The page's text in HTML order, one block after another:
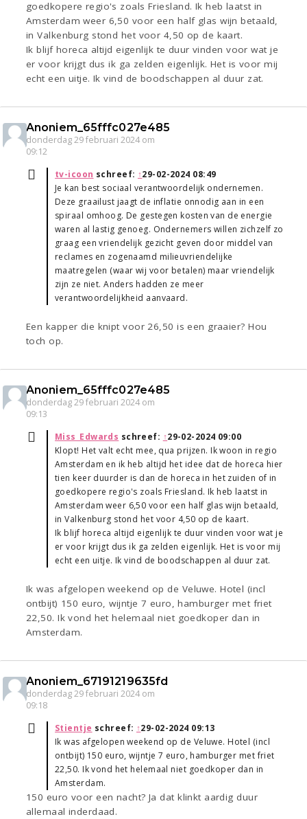
goedkopere regio's zoals Friesland. Ik heb laatst in
Amsterdam weer 6,50 voor een half glas wijn betaald,
in Valkenburg stond het voor 4,50 op de kaart.
Ik blijf horeca altijd eigenlijk te duur vinden voor wat je
er voor krijgt dus ik ga zelden eigenlijk. Het is voor mij
echt een uitje. Ik vind de boodschappen al duur zat.
Anoniem_65fffc027e485
donderdag 29 februari 2024 om
09:12
tv-icoon schreef: ↑29-02-2024 08:49
Je kan best sociaal verantwoordelijk ondernemen.
Deze graailust jaagt de inflatie onnodig aan in een
spiraal omhoog. De gestegen kosten van de energie
waren al lastig genoeg. Ondernemers willen zichzelf zo
graag een vriendelijk gezicht geven door middel van
reclames en zogenaamd milieuvriendelijke
maatregelen (waar wij voor betalen) maar vriendelijk
zijn ze niet. Anders hadden ze meer
verantwoordelijkheid aanvaard.
Een kapper die knipt voor 26,50 is een graaier? Hou
toch op.
Anoniem_65fffc027e485
donderdag 29 februari 2024 om
09:13
Miss_Edwards schreef: ↑29-02-2024 09:00
Klopt! Het valt echt mee, qua prijzen. Ik woon in regio
Amsterdam en ik heb altijd het idee dat de horeca hier
tien keer duurder is dan de horeca in het zuiden of in
goedkopere regio's zoals Friesland. Ik heb laatst in
Amsterdam weer 6,50 voor een half glas wijn betaald,
in Valkenburg stond het voor 4,50 op de kaart.
Ik blijf horeca altijd eigenlijk te duur vinden voor wat je
er voor krijgt dus ik ga zelden eigenlijk. Het is voor mij
echt een uitje. Ik vind de boodschappen al duur zat.
Ik was afgelopen weekend op de Veluwe. Hotel (incl
ontbijt) 150 euro, wijntje 7 euro, hamburger met friet
22,50. Ik vond het helemaal niet goedkoper dan in
Amsterdam.
Anoniem_67191219635fd
donderdag 29 februari 2024 om
09:18
Stientje schreef: ↑29-02-2024 09:13
Ik was afgelopen weekend op de Veluwe. Hotel (incl
ontbijt) 150 euro, wijntje 7 euro, hamburger met friet
22,50. Ik vond het helemaal niet goedkoper dan in
Amsterdam.
150 euro voor een nacht? Ja dat klinkt aardig duur
allemaal inderdaad.